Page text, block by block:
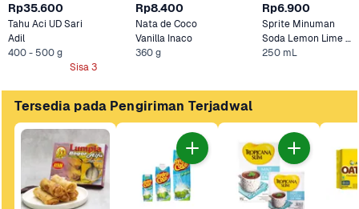
Rp35.600
Tahu Aci UD Sari
Adil
400 - 500 g
Sisa 3
Rp8.400
Nata de Coco
Vanilla Inaco
360 g
Rp6.900
Sprite Minuman
Soda Lemon Lime
Kaleng
250 mL
Tersedia pada Pengiriman Terjadwal